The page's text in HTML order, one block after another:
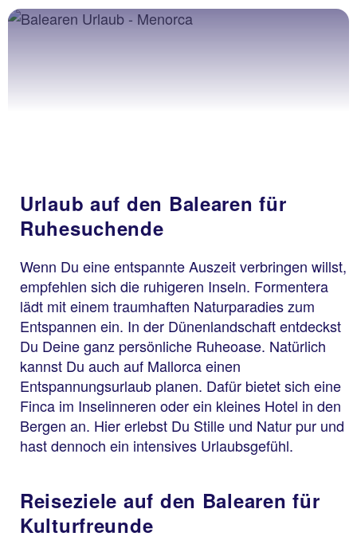
Urlaub auf den Balearen für
Ruhesuchende
Wenn Du eine entspannte Auszeit verbringen willst,
empfehlen sich die ruhigeren Inseln. Formentera
lädt mit einem traumhaften Naturparadies zum
Entspannen ein. In der Dünenlandschaft entdeckst
Du Deine ganz persönliche Ruheoase. Natürlich
kannst Du auch auf Mallorca einen
Entspannungsurlaub planen. Dafür bietet sich eine
Finca im Inselinneren oder ein kleines Hotel in den
Bergen an. Hier erlebst Du Stille und Natur pur und
hast dennoch ein intensives Urlaubsgefühl.
Reiseziele auf den Balearen für
Kulturfreunde